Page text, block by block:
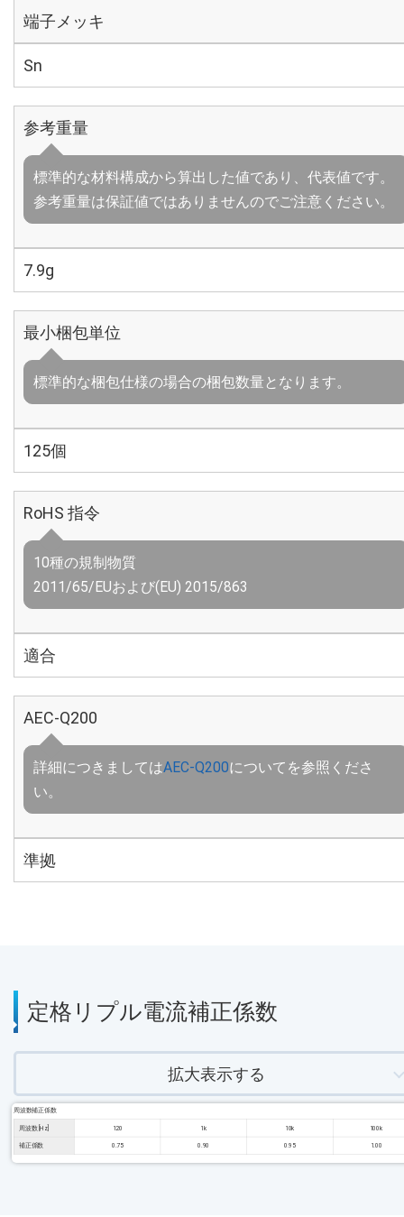
端子メッキ
Sn
参考重量
標準的な材料構成から算出した値であり、代表値です。
参考重量は保証値ではありませんのでご注意ください。
7.9g
最小梱包単位
標準的な梱包仕様の場合の梱包数量となります。
125個
RoHS 指令
10種の規制物質
2011/65/EUおよび(EU) 2015/863
適合
AEC-Q200
詳細につきましてはAEC-Q200についてを参照くださ
い。
準拠
定格リプル電流補正係数
拡大表示する
周波数補正係数
周波数 [Hz] 120 1k 10k 100k
補正係数 0.75 0.90 0.95 1.00